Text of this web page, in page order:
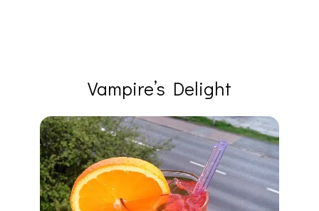
Vampire’s Delight